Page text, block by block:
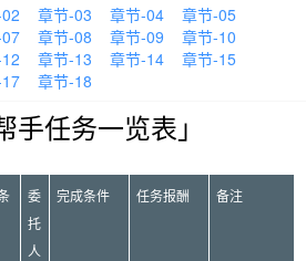
章节-03 章节-04
章节-05
章节-08 章节-09
章节-10
章节-13 章节-14
章节-15
章节-18
手任务一览表」
委
托
人
完成条件 任务报酬 备注